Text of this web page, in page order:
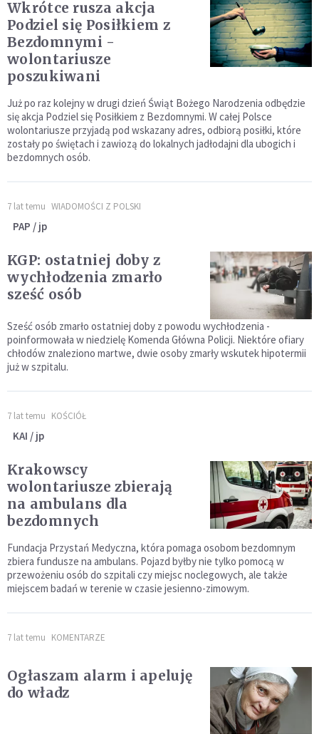
Wkrótce rusza akcja
Podziel się Posiłkiem z
Bezdomnymi -
wolontariusze
poszukiwani
Już po raz kolejny w drugi dzień Świąt Bożego Narodzenia odbędzie
się akcja Podziel się Posiłkiem z Bezdomnymi. W całej Polsce
wolontariusze przyjadą pod wskazany adres, odbiorą posiłki, które
zostały po świętach i zawiozą do lokalnych jadłodajni dla ubogich i
bezdomnych osób.
7 lat temu WIADOMOŚCI Z POLSKI
PAP / jp
KGP: ostatniej doby z
wychłodzenia zmarło
sześć osób
Sześć osób zmarło ostatniej doby z powodu wychłodzenia -
poinformowała w niedzielę Komenda Główna Policji. Niektóre ofiary
chłodów znaleziono martwe, dwie osoby zmarły wskutek hipotermii
już w szpitalu.
7 lat temu KOŚCIÓŁ
KAI / jp
Krakowscy
wolontariusze zbierają
na ambulans dla
bezdomnych
Fundacja Przystań Medyczna, która pomaga osobom bezdomnym
zbiera fundusze na ambulans. Pojazd byłby nie tylko pomocą w
przewożeniu osób do szpitali czy miejsc noclegowych, ale także
miejscem badań w terenie w czasie jesienno-zimowym.
7 lat temu KOMENTARZE
Ogłaszam alarm i apeluję
do władz